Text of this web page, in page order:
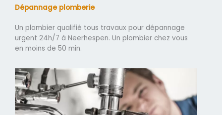
Dépannage plomberie
Un plombier qualifié tous travaux pour dépannage
urgent 24h/7 à Neerhespen. Un plombier chez vous
en moins de 50 min.